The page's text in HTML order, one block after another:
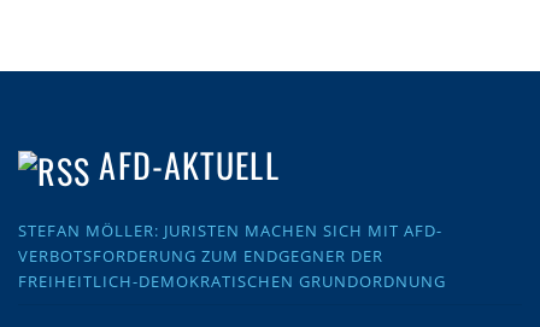
AFD-AKTUELL
STEFAN MÖLLER: JURISTEN MACHEN SICH MIT AFD-
VERBOTSFORDERUNG ZUM ENDGEGNER DER
FREIHEITLICH-DEMOKRATISCHEN GRUNDORDNUNG